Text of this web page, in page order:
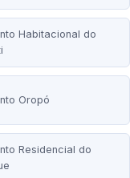
Habitacional do
Oropó
Residencial do